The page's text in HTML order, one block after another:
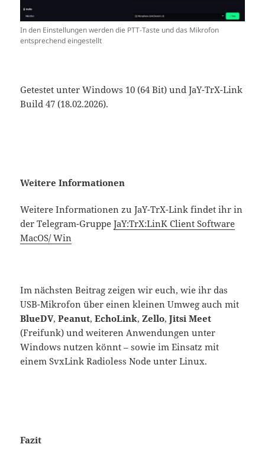
In den Einstellungen werden die PTT-Taste und das Mikrofon
entsprechend eingestellt
Getestet unter Windows 10 (64 Bit) und JaY-TrX-Link
Build 47 (18.02.2026).
Weitere Informationen
Weitere Informationen zu JaY-TrX-Link findet ihr in
der Telegram-GruppeJaY:TrX:LinK Client Software
MacOS/ Win
Im nächsten Beitrag zeigen wir euch, wie ihr das
USB-Mikrofon über einen kleinen Umweg auch mit
BlueDV,Peanut,EchoLink, Zello,Jitsi Meet
(Freifunk) und weiteren Anwendungen unter
Windows nutzen könnt – sowie im Einsatz mit
einem SvxLink Radioless Node unter Linux.
Fazit